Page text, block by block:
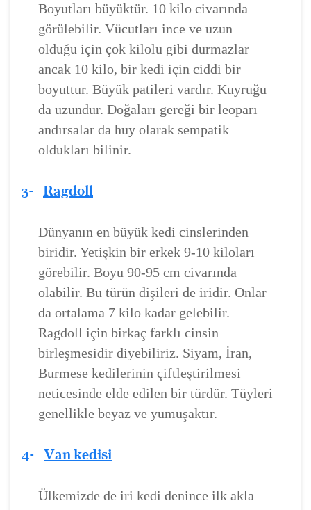
Boyutları büyüktür. 10 kilo civarında
görülebilir. Vücutları ince ve uzun
olduğu için çok kilolu gibi durmazlar
ancak 10 kilo, bir kedi için ciddi bir
boyuttur. Büyük patileri vardır. Kuyruğu
da uzundur. Doğaları gereği bir leoparı
andırsalar da huy olarak sempatik
oldukları bilinir.
3- Ragdoll
Dünyanın en büyük kedi cinslerinden
biridir. Yetişkin bir erkek 9-10 kiloları
görebilir. Boyu 90-95 cm civarında
olabilir. Bu türün dişileri de iridir. Onlar
da ortalama 7 kilo kadar gelebilir.
Ragdoll için birkaç farklı cinsin
birleşmesidir diyebiliriz. Siyam, İran,
Burmese kedilerinin çiftleştirilmesi
neticesinde elde edilen bir türdür. Tüyleri
genellikle beyaz ve yumuşaktır.
4- Van kedisi
Ülkemizde de iri kedi denince ilk akla